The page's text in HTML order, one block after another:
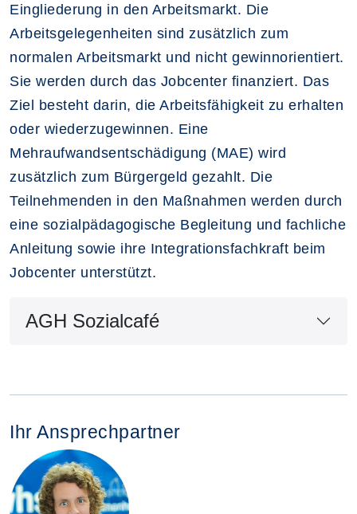
Eingliederung in den Arbeitsmarkt. Die
Arbeitsgelegenheiten sind zusätzlich zum
normalen Arbeitsmarkt und nicht gewinnorientiert.
Sie werden durch das Jobcenter finanziert. Das
Ziel besteht darin, die Arbeitsfähigkeit zu erhalten
oder wiederzugewinnen. Eine
Mehraufwandsentschädigung (MAE) wird
zusätzlich zum Bürgergeld gezahlt. Die
Teilnehmenden in den Maßnahmen werden durch
eine sozialpädagogische Begleitung und fachliche
Anleitung sowie ihre Integrationsfachkraft beim
Jobcenter unterstützt.
AGH Sozialcafé
Ihr Ansprechpartner